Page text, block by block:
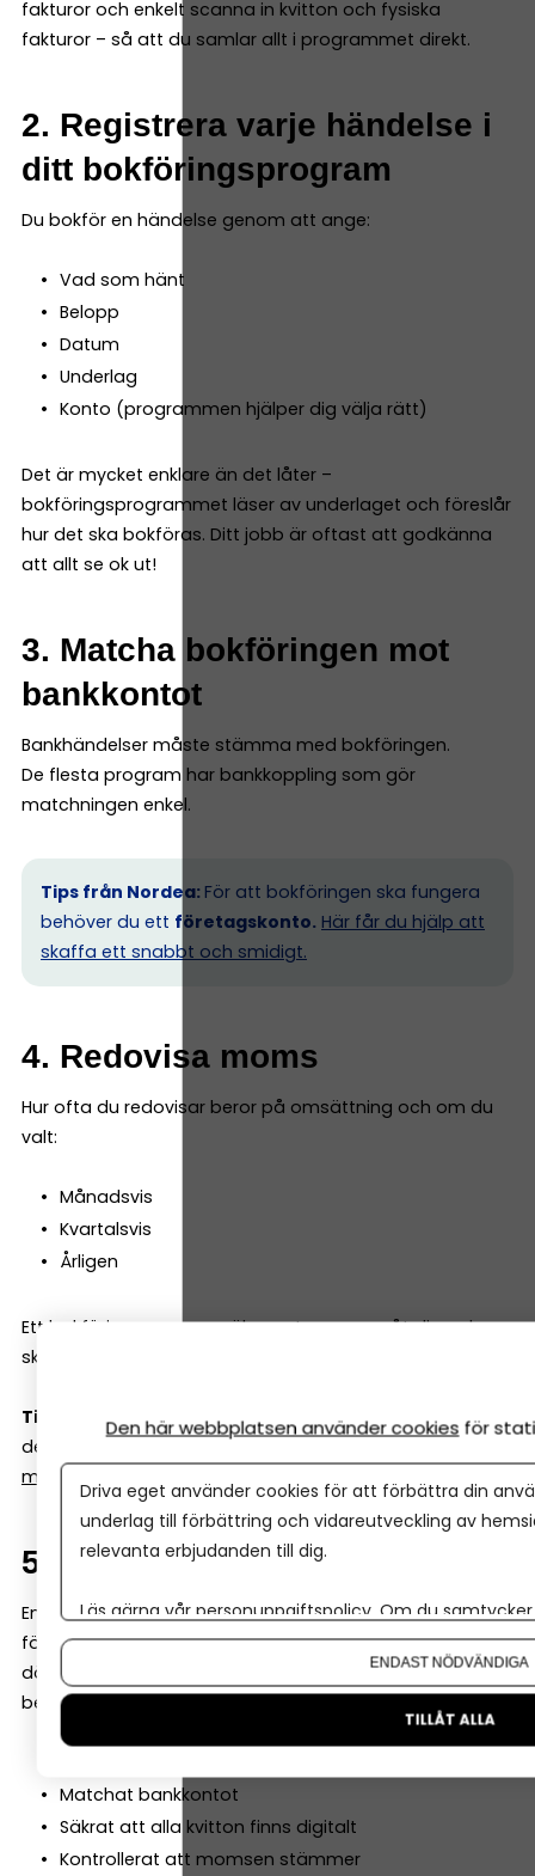
fakturor och enkelt scanna in kvitton och fysiska
fakturor – så att du samlar allt i programmet direkt.
2. Registrera varje händelse i
ditt bokföringsprogram
Du bokför en händelse genom att ange:
Vad som hänt
Belopp
Datum
Underlag
Konto (programmen hjälper dig välja rätt)
Det är mycket enklare än det låter –
bokföringsprogrammet läser av underlaget och föreslår
hur det ska bokföras. Ditt jobb är oftast att godkänna
att allt se ok ut!
3. Matcha bokföringen mot
bankkontot
Bankhändelser måste stämma med bokföringen.
De flesta program har bankkoppling som gör
matchningen enkel.
Tips från Nordea: För att bokföringen ska fungera
behöver du ett företagskonto. Här får du hjälp att
skaffa ett snabbt och smidigt.
4. Redovisa moms
Hur ofta du redovisar beror på omsättning och om du
valt:
Månadsvis
Kvartalsvis
Årligen
Ett bokföringsprogram räknar ut momsen åt dig och
skapar rapporter som kan skickas direkt till Skatteverket.
Tips!
Med vår enkla kalkyl kan du räkna ut vilken moms
det blir – både framlänges och baklänges.
momskalkyl här.
5. Avsluta perioden
En “period” i bokföringen är ofta en månad (många
företag redovisar moms varje månad eller kvartal, och
då 'stänger man' den perioden) Att avsluta perioden
betyder i praktiken att du:
Matchat bankkontot
Säkrat att alla kvitton finns digitalt
Kontrollerat att momsen stämmer
Den här webbplatsen använder cookies för
Driva eget använder cookies för att förbättra din
underlag till förbättring och vidareutveckling av
relevanta erbjudanden till dig.
Läs gärna vår personuppgiftspolicy. Om du
Om du vill ändra ditt val i efterhand hittar du den
ENDAST NÖDVÄNDIGA
TILLÅT ALLA